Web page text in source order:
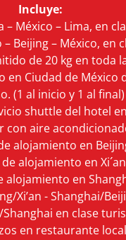
Incluye:
– México – Lima, en
Beijing – México, en
de 20 kg en toda
en Ciudad de México
(1 al inicio y 1 al final)
shuttle del hotel
con aire
alojamiento en
alojamiento en
alojamiento en
Xi’an - Shanghai/
Shanghai en clase
en restaurante